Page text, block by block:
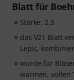
Blatt für
Stärke: 2,5
das V21 Blatt
Lepic,
wurde für
warmen, vollen